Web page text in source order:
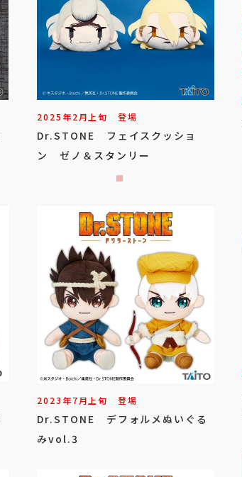
2025年2月上旬 登場
Dr.STONE フェイスクッショ
ン ゼノ＆スタンリー
2023年7月上旬 登場
Dr.STONE デフォルメぬいぐる
みvol.3